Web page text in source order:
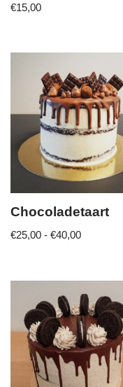
€15,00
Chocoladetaart
€25,00 - €40,00